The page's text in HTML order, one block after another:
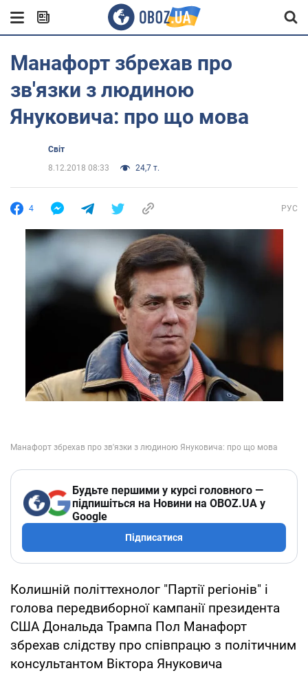
Манафорт збрехав про
зв'язки з людиною
Януковича: про що мова
Світ
8.12.2018 08:33
24,7 т.
4 РУС
Будьте першими у курсі головного —
підпишіться на Новини на OBOZ.UA у
Google
Підписатися
Колишній політтехнолог "Партії регіонів" і
голова передвиборної кампанії президента
США Дональда Трампа Пол Манафорт
збрехав слідству про співпрацю з політичним
консультантом Віктора Януковича